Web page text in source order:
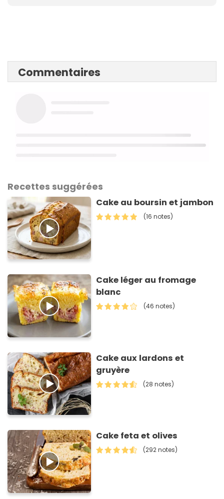
Commentaires
Recettes suggérées
Cake au boursin et jambon
(16 notes)
Cake léger au fromage
blanc
(46 notes)
Cake aux lardons et
gruyère
(28 notes)
Cake feta et olives
(292 notes)